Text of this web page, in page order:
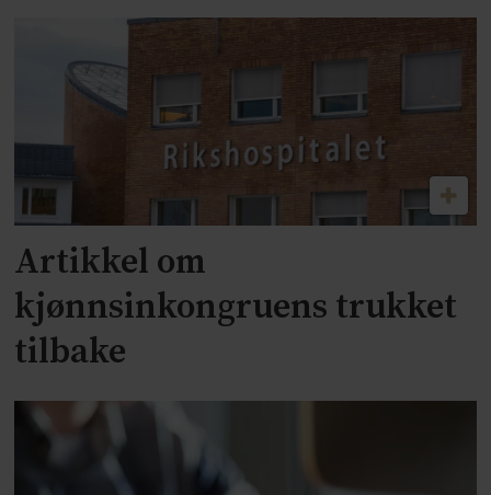
Artikkel om
kjønnsinkongruens trukket
tilbake